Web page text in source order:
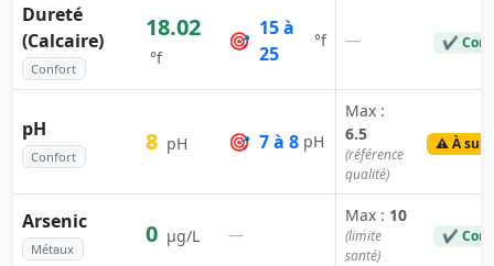
Dureté
(Calcaire)
Confort
18.02
°f
🎯
15 à
25
°f — ✔
pH
Confort
8 pH 🎯 7 à 8 pH
Max :
6.5
(référence
qualité)
⚠️ À
Arsenic
Métaux
0 µg/L —
Max : 10
(limite
santé)
✔